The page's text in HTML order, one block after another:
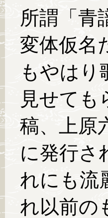
所謂「青
変体仮名
もやはり
見せても
稿、上原
に発行さ
れにも流
れ以前の